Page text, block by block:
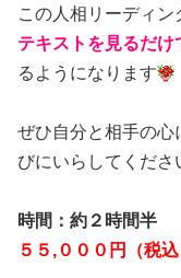
この人相リーディン
テキストを見るだけ
るようになります
ぜひ自分と相手の心
びにいらしてくださ
時間：約２時間半
５５,０００円（税込